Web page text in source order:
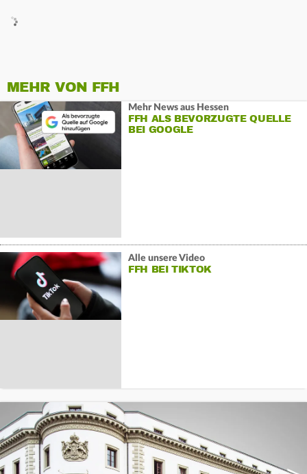
MEHR VON FFH
Mehr News aus Hessen
FFH ALS BEVORZUGTE QUELLE
BEI GOOGLE
Alle unsere Video
FFH BEI TIKTOK